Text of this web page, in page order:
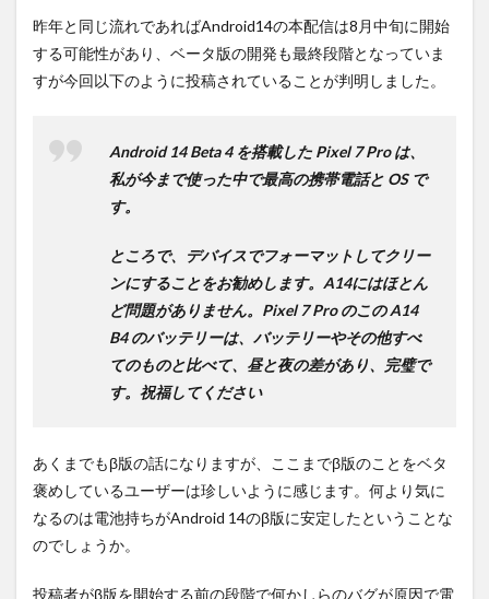
おす
す
め！
昨年と同じ流れであればAndroid14の本配信は8月中旬に開始
する可能性があり、ベータ版の開発も最終段階となっていま
すが今回以下のように投稿されていることが判明しました。
Android 14 Beta 4 を搭載した Pixel 7 Pro は、
私が今まで使った中で最高の携帯電話と OS で
す。
ところで、デバイスでフォーマットしてクリー
ンにすることをお勧めします。A14にはほとん
ど問題がありません。Pixel 7 Pro のこの A14
B4 のバッテリーは、バッテリーやその他すべ
てのものと比べて、昼と夜の差があり、完璧で
す。祝福してください
あくまでもβ版の話になりますが、ここまでβ版のことをベタ
褒めしているユーザーは珍しいように感じます。何より気に
なるのは電池持ちがAndroid 14のβ版に安定したということな
のでしょうか。
投稿者がβ版を開始する前の段階で何かしらのバグが原因で電